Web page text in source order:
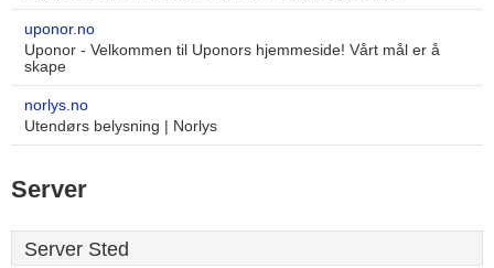
uponor.no
Uponor - Velkommen til Uponors hjemmeside! Vårt mål er å
skape
norlys.no
Utendørs belysning | Norlys
Server
Server Sted